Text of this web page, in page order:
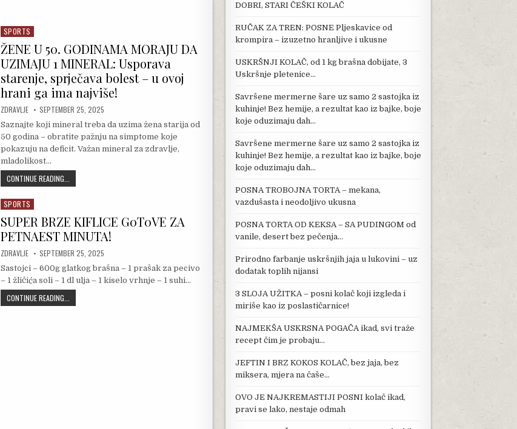
Posted in
SPORTS
ŽENE U 50. GODINAMA MORAJU DA
UZIMAJU 1 MINERAL: Usporava
starenje, sprječava bolest – u ovoj
hrani ga ima najviše!
AUTHOR:
ZDRAVLJE PUBLISHED DATE:
SEPTEMBER 25, 2025
Saznajte koji mineral treba da uzima žena starija od
50 godina – obratite pažnju na simptome koje
pokazuju na deficit. Važan mineral za zdravlje,
mladolikost…
CONTINUE READING... ŽENE U 50. GODINAMA MORAJU DA UZIMAJU 1 MINERAL: USPORAVA STARENJE, SPRJEČAVA BOLEST – U OVOJ HRANI GA IMA NAJVIŠE!
Posted in
SPORTS
SUPER BRZE KIFLICE G0T0VE ZA
PETNAEST MINUTA!
AUTHOR:
ZDRAVLJE PUBLISHED DATE:
SEPTEMBER 25, 2025
Sastojci – 600g glatkog brašna – 1 prašak za pecivo
– 1 žličića soli – 1 dl ulja – 1 kiselo vrhnje – 1 suhi…
CONTINUE READING...
DOBRI, STARI ČEŠKI KOLAČ
RUČAK ZA TREN: POSNE Pljeskavice od
krompira – izuzetno hranljive i ukusne
USKRŠNJI KOLAČ, od 1 kg brašna dobijate, 3
Uskršnje pletenice…
Savršene mermerne šare uz samo 2 sastojka iz
kuhinje! Bez hemije, a rezultat kao iz bajke, boje
koje oduzimaju dah…
Savršene mermerne šare uz samo 2 sastojka iz
kuhinje! Bez hemije, a rezultat kao iz bajke, boje
koje oduzimaju dah…
POSNA TROBOJNA TORTA – mekana,
vazdušasta i neodoljivo ukusna
POSNA TORTA OD KEKSA – SA PUDINGOM od
vanile, desert bez pečenja…
Prirodno farbanje uskršnjih jaja u lukovini – uz
dodatak toplih nijansi
3 SLOJA UŽITKA – posni kolač koji izgleda i
miriše kao iz poslastičarnice!
NAJMEKŠA USKRSNA POGAČA ikad, svi traže
recept čim je probaju…
JEFTIN I BRZ KOKOS KOLAČ, bez jaja, bez
miksera, mjera na čaše…
OVO JE NAJKREMASTIJI POSNI kolač ikad,
pravi se lako, nestaje odmah